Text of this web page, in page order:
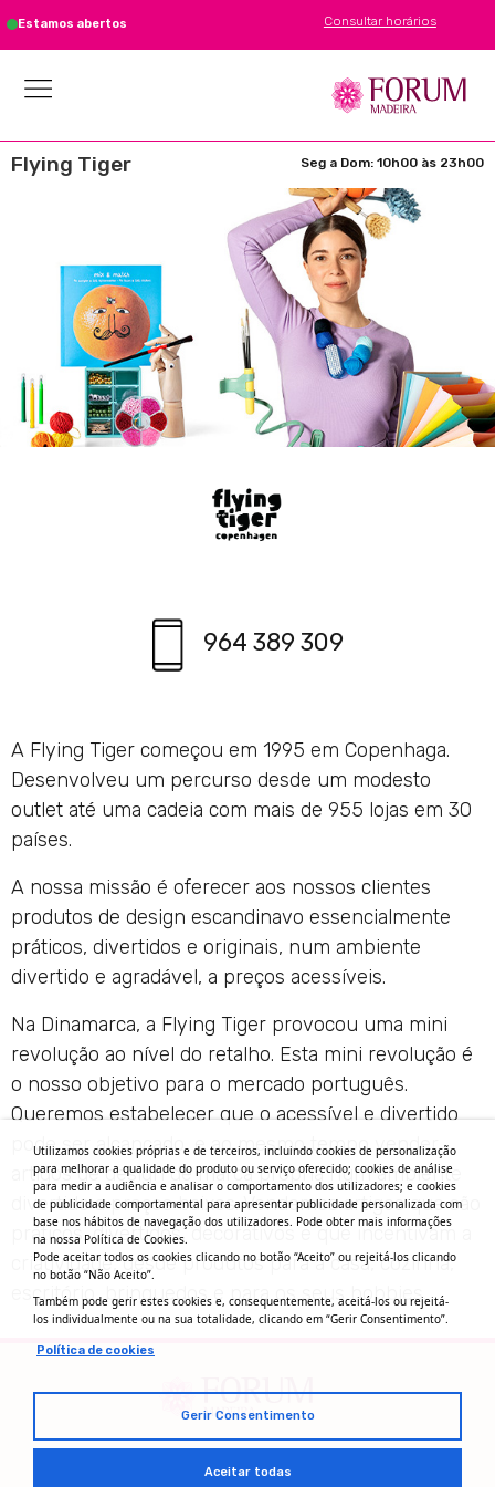
Estamos abertos Consultar horários
Flying Tiger Seg a Dom: 10h00 às 23h00
964 389 309
A Flying Tiger começou em 1995 em Copenhaga.
Desenvolveu um percurso desde um modesto
outlet até uma cadeia com mais de 955 lojas em 30
países.
A nossa missão é oferecer aos nossos clientes
produtos de design escandinavo essencialmente
práticos, divertidos e originais, num ambiente
divertido e agradável, a preços acessíveis.
Na Dinamarca, a Flying Tiger provocou uma mini
revolução ao nível do retalho. Esta mini revolução é
o nosso objetivo para o mercado português.
Queremos estabelecer que o acessível e divertido
pode ser alcançado, e ao mesmo tempo vender
artigos de design de marca própria num ambiente
divertido a preços baixos. Vendemos artigos que são
práticos, divertidos, decorativos e que incentivam a
criatividade, desde produtos para a casa, cozinha,
escritório, brinquedos e para os seus hobbies.
Utilizamos cookies próprias e de terceiros, incluindo cookies de personalização
para melhorar a qualidade do produto ou serviço oferecido; cookies de análise
para medir a audiência e analisar o comportamento dos utilizadores; e cookies
de publicidade comportamental para apresentar publicidade personalizada com
base nos hábitos de navegação dos utilizadores. Pode obter mais informações
na nossa Política de Cookies.
Pode aceitar todos os cookies clicando no botão “Aceito” ou rejeitá-los clicando
no botão “Não Aceito”.
Também pode gerir estes cookies e, consequentemente, aceitá-los ou rejeitá-
los individualmente ou na sua totalidade, clicando em “Gerir Consentimento”.
Política de cookies
Gerir Consentimento
Aceitar todas